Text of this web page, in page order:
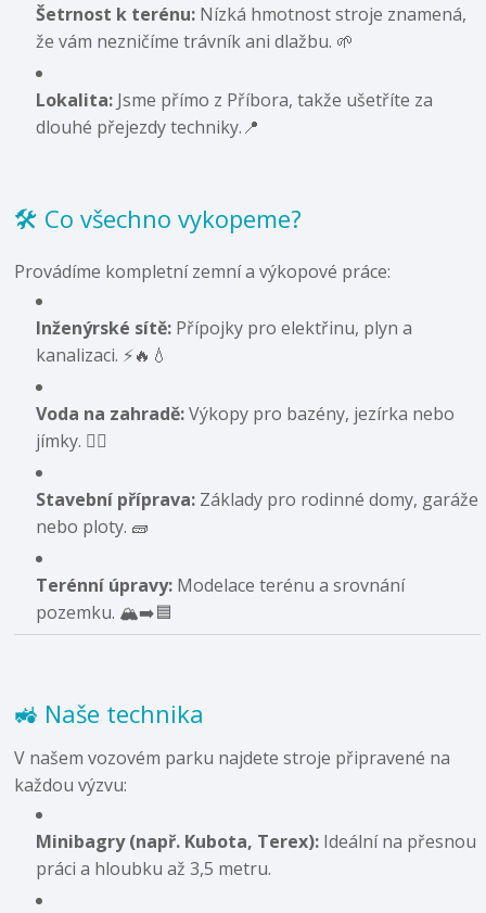
Šetrnost k terénu: Nízká hmotnost stroje znamená,
že vám nezničíme trávník ani dlažbu. 🌱
Lokalita: Jsme přímo z Příbora, takže ušetříte za
dlouhé přejezdy techniky.📍
🛠️ Co všechno vykopeme?
Provádíme kompletní zemní a výkopové práce:
Inženýrské sítě: Přípojky pro elektřinu, plyn a
kanalizaci. ⚡🔥💧
Voda na zahradě:Výkopy pro bazény, jezírka nebo
jímky. 🏊‍♂️
Stavební příprava: Základy pro rodinné domy, garáže
nebo ploty. 🧱
Terénní úpravy: Modelace terénu a srovnání
pozemku. 🏔️➡️🟦
🚜 Naše technika
V našem vozovém parku najdete stroje připravené na
každou výzvu:
Minibagry (např. Kubota, Terex): Ideální na přesnou
práci a hloubku až 3,5 metru.